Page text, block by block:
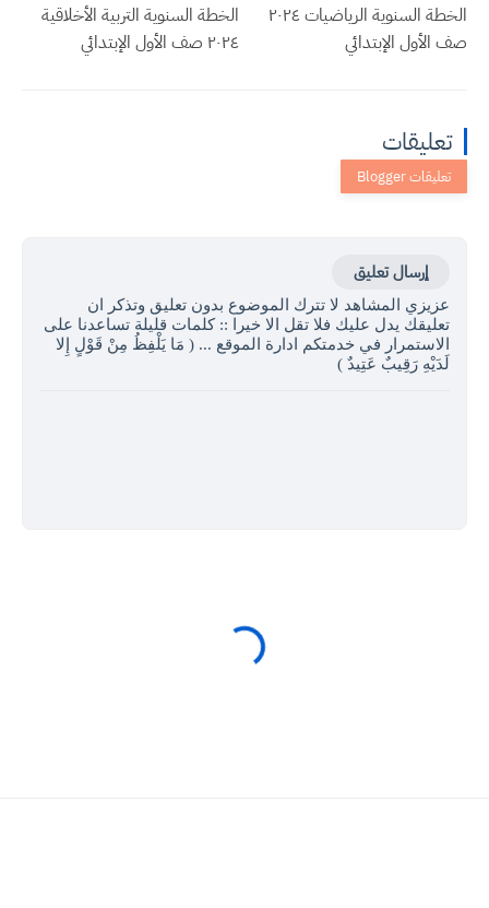
الخطة السنوية الرياضيات ٢٠٢٤
صف الأول الإبتدائي
الخطة السنوية التربية الأخلاقية
٢٠٢٤ صف الأول الإبتدائي
تعليقات
إرسال تعليق
عزيزي المشاهد لا تترك الموضوع بدون تعليق وتذكر ان
تعليقك يدل عليك فلا تقل الا خيرا :: كلمات قليلة تساعدنا على
الاستمرار في خدمتكم ادارة الموقع ... ( مَا يَلْفِظُ مِنْ قَوْلٍ إِلا
لَدَيْهِ رَقِيبٌ عَتِيدٌ )